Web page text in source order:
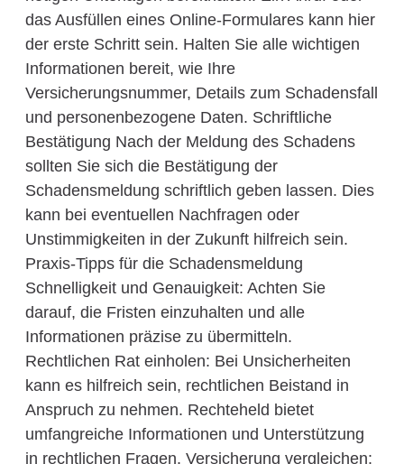
das Ausfüllen eines Online-Formulares kann hier
der erste Schritt sein. Halten Sie alle wichtigen
Informationen bereit, wie Ihre
Versicherungsnummer, Details zum Schadensfall
und personenbezogene Daten. Schriftliche
Bestätigung Nach der Meldung des Schadens
sollten Sie sich die Bestätigung der
Schadensmeldung schriftlich geben lassen. Dies
kann bei eventuellen Nachfragen oder
Unstimmigkeiten in der Zukunft hilfreich sein.
Praxis-Tipps für die Schadensmeldung
Schnelligkeit und Genauigkeit: Achten Sie
darauf, die Fristen einzuhalten und alle
Informationen präzise zu übermitteln.
Rechtlichen Rat einholen: Bei Unsicherheiten
kann es hilfreich sein, rechtlichen Beistand in
Anspruch zu nehmen. Rechteheld bietet
umfangreiche Informationen und Unterstützung
in rechtlichen Fragen. Versicherung vergleichen: